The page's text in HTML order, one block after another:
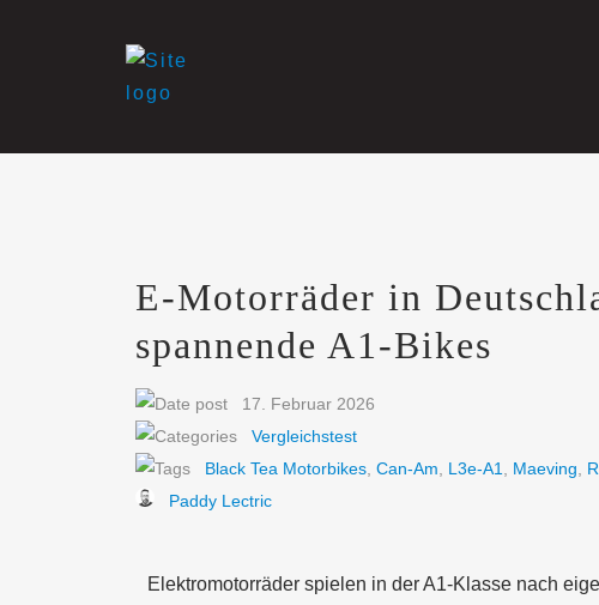
E-Motorräder in
spannende A1-Bikes
17. Februar 2026
Vergleichstest
Black Tea Motorbikes, Can-Am L3e-A1 Maeving
Paddy Lectric
Elektromotorräder spielen in der A1-Klasse nach